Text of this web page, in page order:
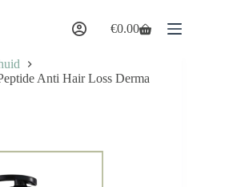
Winkelwagen
€0.00
Anti Hair Loss Derma